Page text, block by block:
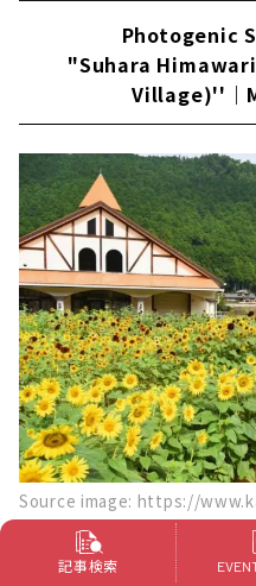
Photogenic
"Suhara
Village)''｜
Source image: https://
"Suhara Himawari no
記事検索